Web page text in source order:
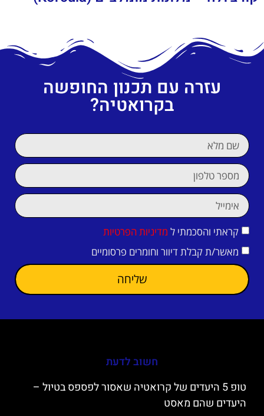
עזרה עם תכנון החופשה
בקרואטיה?
קראתי והסכמתי ל מדיניות הפרטיות
מאשר/ת קבלת דיוור וחומרים פרסומיים
שליחה
חשוב לדעת
טופ 5 היעדים של קרואטיה שאסור לפספס בטיול –
היעדים שהם מאסט